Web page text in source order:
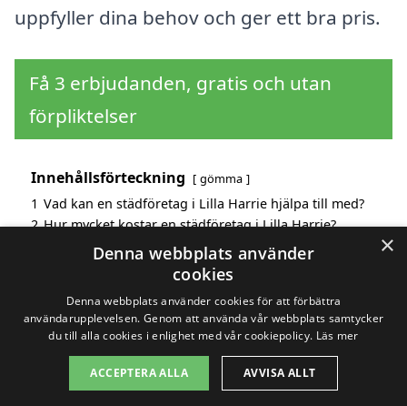
uppfyller dina behov och ger ett bra pris.
Få 3 erbjudanden, gratis och utan
förpliktelser
Innehållsförteckning gömma
1 Vad kan en städföretag i Lilla Harrie hjälpa till med?
2 Hur mycket kostar en städföretag i Lilla Harrie?
Fördelar med att välja städföretag i Lilla Harrie
Sök efter en skicklig städföretag i de omgivande
Copyright 2026 - Pilanto Aps
Om / kontakt Blogg Webbplatskarta Villkor
×
Denna webbplats använder
cookies
Denna webbplats använder cookies för att förbättra
användarupplevelsen. Genom att använda vår webbplats samtycker
du till alla cookies i enlighet med vår cookiepolicy. Läs mer
ACCEPTERA ALLA AVVISA ALLT